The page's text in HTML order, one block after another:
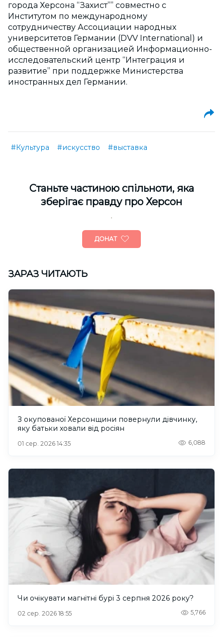
города Херсона “Захист”” совместно с
Институтом по международному
сотрудничеству Ассоциации народных
университетов Германии (DVV International) и
общественной организацией Информационно-
исследовательский центр “Интеграция и
развитие” при поддержке Министерства
иностранных дел Германии.
#Культура #искусство #выставка
Cтаньте частиною спільноти, яка
зберігає правду про Херсон
ДОНАТ
ЗАРАЗ ЧИТАЮТЬ
З окупованої Херсонщини повернули дівчинку,
яку батьки ховали від росіян
01 сер. 2026 14:35 6,088
Чи очікувати магнітні бурі 3 серпня 2026 року?
02 сер. 2026 18:55 5,766